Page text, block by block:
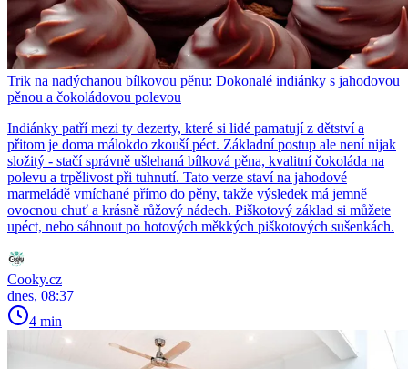
Trik na nadýchanou bílkovou pěnu: Dokonalé indiánky s jahodovou
pěnou a čokoládovou polevou
Indiánky patří mezi ty dezerty, které si lidé pamatují z dětství a
přitom je doma málokdo zkouší péct. Základní postup ale není nijak
složitý - stačí správně ušlehaná bílková pěna, kvalitní čokoláda na
polevu a trpělivost při tuhnutí. Tato verze staví na jahodové
marmeládě vmíchané přímo do pěny, takže výsledek má jemně
ovocnou chuť a krásně růžový nádech. Piškotový základ si můžete
upéct, nebo sáhnout po hotových měkkých piškotových sušenkách.
Cooky.cz
dnes, 08:37
4 min